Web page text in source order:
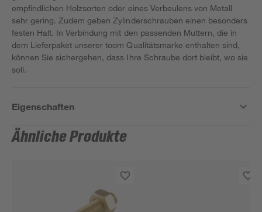
empfindlichen Holzsorten oder eines Verbeulens von Metall
sehr gering. Zudem geben Zylinderschrauben einen besonders
festen Halt. In Verbindung mit den passenden Muttern, die in
dem Lieferpaket unserer toom Qualitätsmarke enthalten sind,
können Sie sichergehen, dass Ihre Schraube dort bleibt, wo sie
soll.
Eigenschaften
Ähnliche Produkte